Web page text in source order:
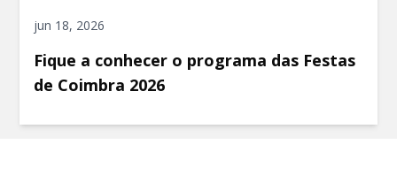
jun 18, 2026
Fique a conhecer o programa das Festas
de Coimbra 2026